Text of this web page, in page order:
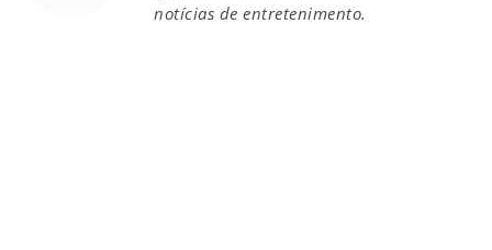
notícias de entretenimento.